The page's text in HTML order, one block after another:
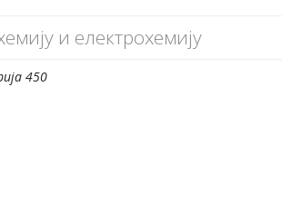
и електрохемију
450